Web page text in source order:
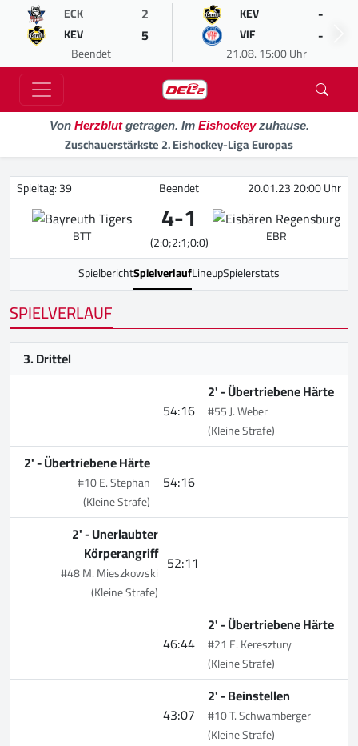
ECK 2
KEV 5
Beendet
KEV -
VIF -
21.08. 15:00 Uhr
Von Herzblutgetragen. Im Eishockeyzuhause.
Zuschauerstärkste 2. Eishockey-Liga Europas
Spieltag: 39 Beendet 20.01.23 20:00 Uhr
BTT 4-1
(2:0;2:1;0:0)
EBR
SpielberichtSpielverlaufLineupSpielerstats
SPIELVERLAUF
3. Drittel
54:16
2' -Übertriebene Härte
#55 J. Weber
(Kleine Strafe)
54:16
2' -Übertriebene Härte
#10 E. Stephan
(Kleine Strafe)
52:11
2' -Unerlaubter
Körperangriff
#48 M. Mieszkowski
(Kleine Strafe)
46:44
2' -Übertriebene Härte
#21 E. Keresztury
(Kleine Strafe)
43:07
2' -Beinstellen
#10 T. Schwamberger
(Kleine Strafe)